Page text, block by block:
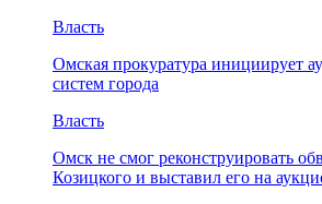
Власть
Омская прокуратура инициирует
систем города
Власть
Омск не смог реконструировать
Козицкого и выставил его на